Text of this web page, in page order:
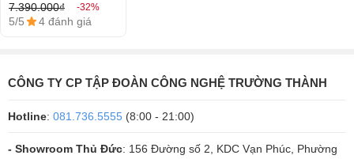
7.390.000₫ -32%
5/5 4 đánh giá
CÔNG TY CP TẬP ĐOÀN CÔNG NGHỆ TRƯỜNG THÀNH
Hotline: 081.736.5555 (8:00 - 21:00)
- Showroom Thủ Đức: 156 Đường số 2, KDC Vạn Phúc, Phường